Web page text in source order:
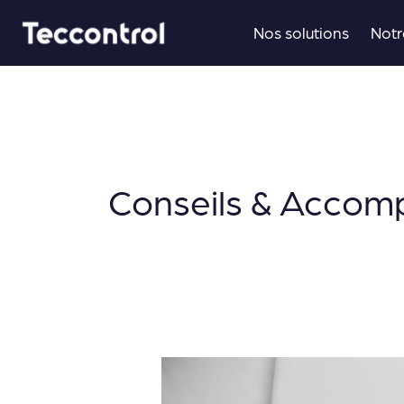
contenu
Nos solutions
Conseils &